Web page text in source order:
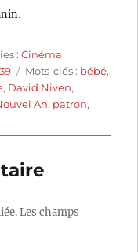
:Cinéma
Étiquettes
Mots-clés : bébé,
, David Niven,
An, patron,
Les champs